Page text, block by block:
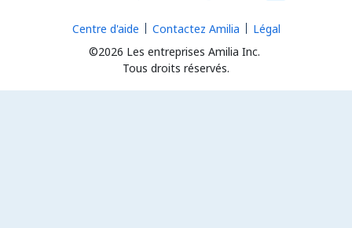
©2026 Les entreprises Amilia Inc.
Tous droits réservés.
Centre d'aide Contactez Amilia Légal